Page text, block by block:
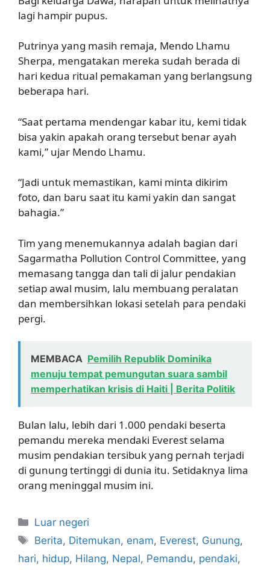
lagi hampir pupus.
Putrinya yang masih remaja, Mendo Lhamu
Sherpa, mengatakan mereka sudah berada di
hari kedua ritual pemakaman yang berlangsung
beberapa hari.
“Saat pertama mendengar kabar itu, kemi tidak
bisa yakin apakah orang tersebut benar ayah
kami,” ujar Mendo Lhamu.
“Jadi untuk memastikan, kami minta dikirim
foto, dan baru saat itu kami yakin dan sangat
bahagia.”
Tim yang menemukannya adalah bagian dari
Sagarmatha Pollution Control Committee, yang
memasang tangga dan tali di jalur pendakian
setiap awal musim, lalu membuang peralatan
dan membersihkan lokasi setelah para pendaki
pergi.
MEMBACA Pemilih Republik Dominika
menuju tempat pemungutan suara sambil
memperhatikan krisis di Haiti | Berita Politik
Bulan lalu, lebih dari 1.000 pendaki beserta
pemandu mereka mendaki Everest selama
musim pendakian tersibuk yang pernah terjadi
di gunung tertinggi di dunia itu. Setidaknya lima
orang meninggal musim ini.
Kategori
Luar negeri
Tag
Berita, Ditemukan, enam, Everest, Gunung,
hari, hidup, Hilang, Nepal, Pemandu, pendaki,